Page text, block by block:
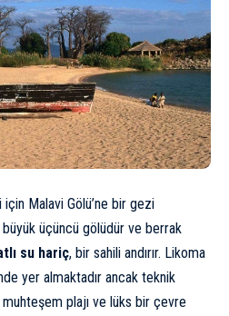
Malavi Gölü’ne bir gezi
büyük üçüncü gölüdür ve berrak
su hariç, bir sahili andırır. Likoma
yer almaktadır ancak teknik
plajı ve lüks bir çevre